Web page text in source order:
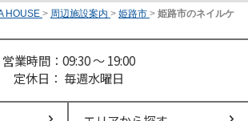
HOUSE > 周辺施設案内 > 姫路市 > 姫路市のネイルケ
営業時間：09:30 ～ 19:00
定休日： 毎週水曜日